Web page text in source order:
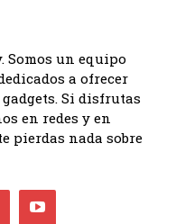
un equipo
a ofrecer
Si disfrutas
en redes y en
pierdas nada sobre